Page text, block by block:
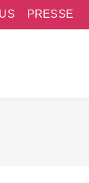
PRESSE